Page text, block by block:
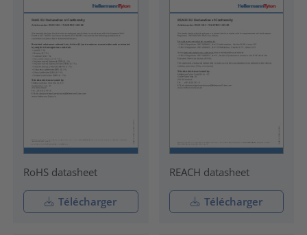
RoHS datasheet
Télécharger
REACH datasheet
Télécharger